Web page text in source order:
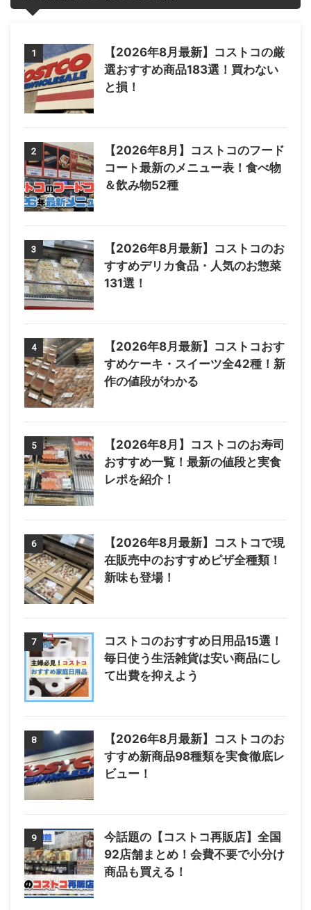
1
【2026年8月最新】コストコの厳
選おすすめ商品183選！買わない
と損！
2
【2026年8月】コストコのフード
コート最新のメニュー表！食べ物
＆飲み物52種
3
【2026年8月最新】コストコのお
すすめデリカ食品・人気のお惣菜
131選！
4
【2026年8月最新】コストコおす
すめケーキ・スイーツ全42種！新
作の値段がわかる
5
【2026年8月】コストコのお寿司
おすすめ一覧！最新の値段と実食
レポを紹介！
6
【2026年8月最新】コストコで現
在販売中のおすすめピザ全種類！
新味も登場！
7
コストコのおすすめ日用品15選！
毎日使う生活雑貨は安い商品にし
て出費を抑えよう
8
【2026年8月最新】コストコのお
すすめ新商品98種類を実食徹底レ
ビュー！
9
今話題の【コストコ再販店】全国
92店舗まとめ！会費不要で小分け
商品も買える！